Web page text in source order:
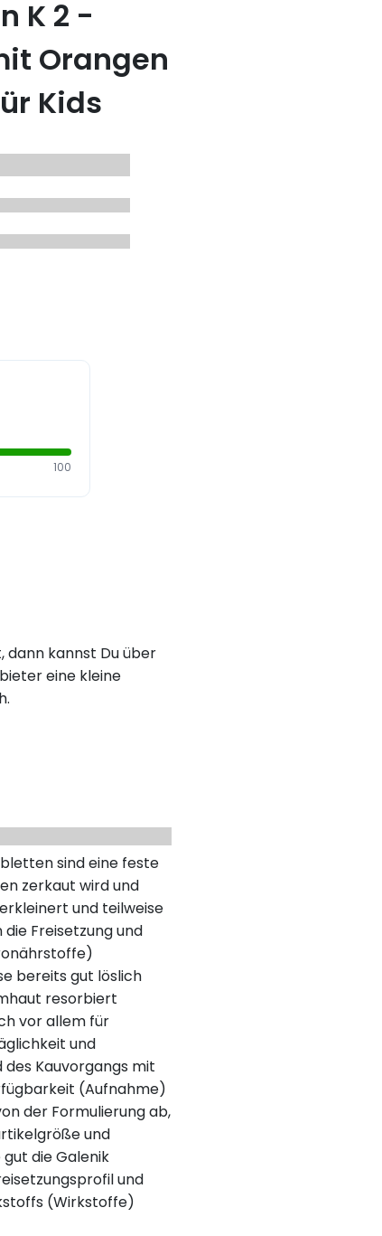
K 2 -
Orangen
Kids
100
dann kannst Du über
eine kleine
sind eine feste
zerkaut wird und
und teilweise
Freisetzung und
bereits gut löslich
resorbiert
vor allem für
und
Kauvorgangs mit
(Aufnahme)
der Formulierung ab,
und
die Galenik
und
(Wirkstoffe)